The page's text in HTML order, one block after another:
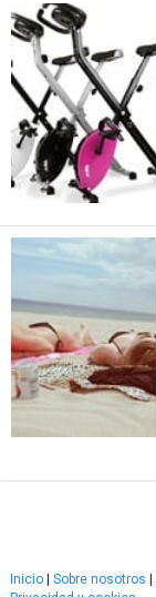
Inicio | Sobre nosotros |